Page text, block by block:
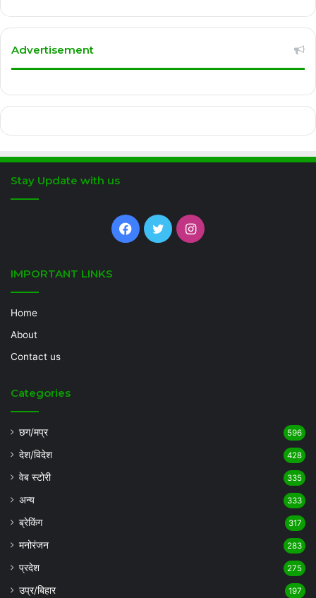
Advertisement
Stay Update with us
Facebook
TwitterInstagram
IMPORTANT LINKS
Home
About
Contact us
Categories
छग/मप्र 596
देश/विदेश 428
वेब स्टोरी 335
अन्य 333
ब्रेकिंग 317
मनोरंजन 283
प्रदेश 275
उप्र/बिहार 197